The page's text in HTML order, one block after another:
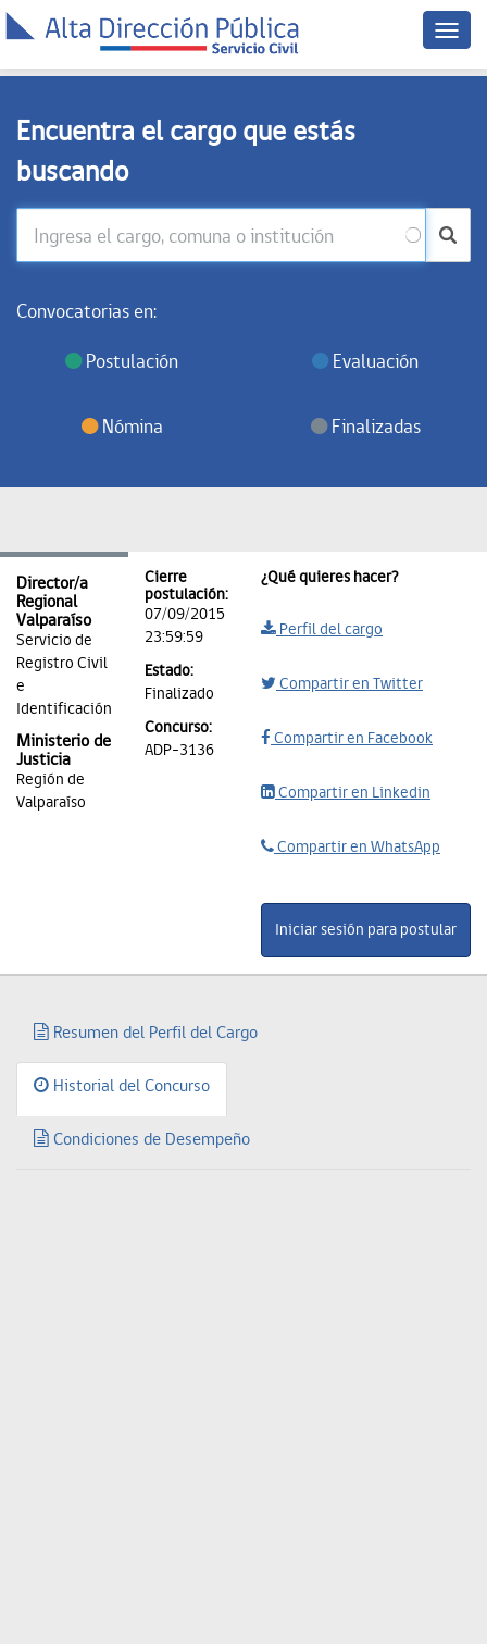
Menú
Encuentra el cargo que estás
buscando
Convocatorias en:
Postulación Evaluación
Nómina Finalizadas
Director/a
Regional
Valparaíso
Servicio de
Registro Civil
e
Identificación
Ministerio de
Justicia
Región de
Valparaíso
Cierre
postulación:
07/09/2015
23:59:59
Estado:
Finalizado
Concurso:
ADP-3136
¿Qué quieres hacer?
Perfil del cargo
Compartir en Twitter
Compartir en Facebook
Compartir en Linkedin
Compartir en WhatsApp
Resumen del Perfil del Cargo
Historial del Concurso
Condiciones de Desempeño